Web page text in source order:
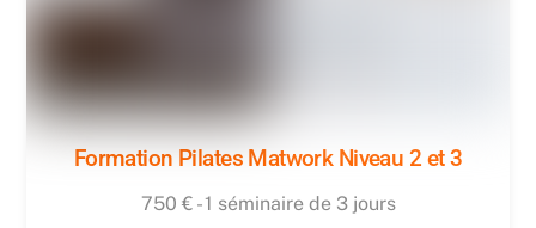
Formation Pilates Matwork Niveau 2 et 3
750 € - 1 séminaire de 3 jours